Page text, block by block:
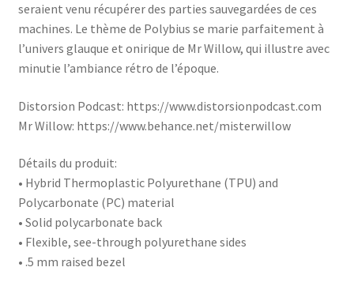
seraient venu récupérer des parties sauvegardées de ces
machines. Le thème de Polybius se marie parfaitement à
l’univers glauque et onirique de Mr Willow, qui illustre avec
minutie l’ambiance rétro de l’époque.
Distorsion Podcast: https://www.distorsionpodcast.com
Mr Willow: https://www.behance.net/misterwillow
Détails du produit:
• Hybrid Thermoplastic Polyurethane (TPU) and
Polycarbonate (PC) material
• Solid polycarbonate back
• Flexible, see-through polyurethane sides
• .5 mm raised bezel